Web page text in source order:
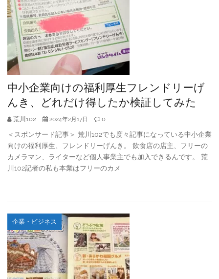
中小企業向けの福利厚生フレンドリーげ
んき、どれだけ得したか検証してみた
荒川102 2024年2月17日 0
＜スポンサード記事＞ 荒川102でも度々記事になっている中小企業
向けの福利厚生、フレンドリーげんき。 飲食店の店主、フリーの
カメラマン、ライターなど個人事業主でも加入できるんです。 荒
川102記者の私も本業はフリーのカメ
企業・ビジネス